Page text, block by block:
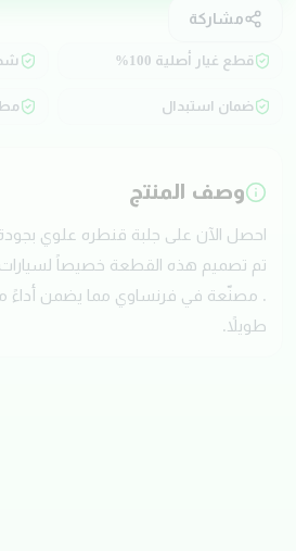
مشاركة
قطع غيار أصلية 100%
ضمان استبدال
وصف المنتج
. مصنّعة في فرنساوي مما يضمن أداءً
طويلاً.